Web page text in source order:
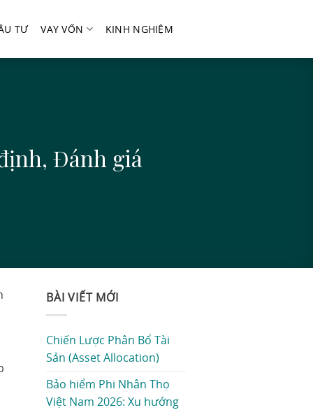
TƯ VAY VỐN KINH NGHIỆM
Đánh giá
BÀI VIẾT MỚI
Chiến Lược Phân Bổ Tài
Sản (Asset Allocation)
Bảo hiểm Phi Nhân Thọ
Việt Nam 2026: Xu hướng